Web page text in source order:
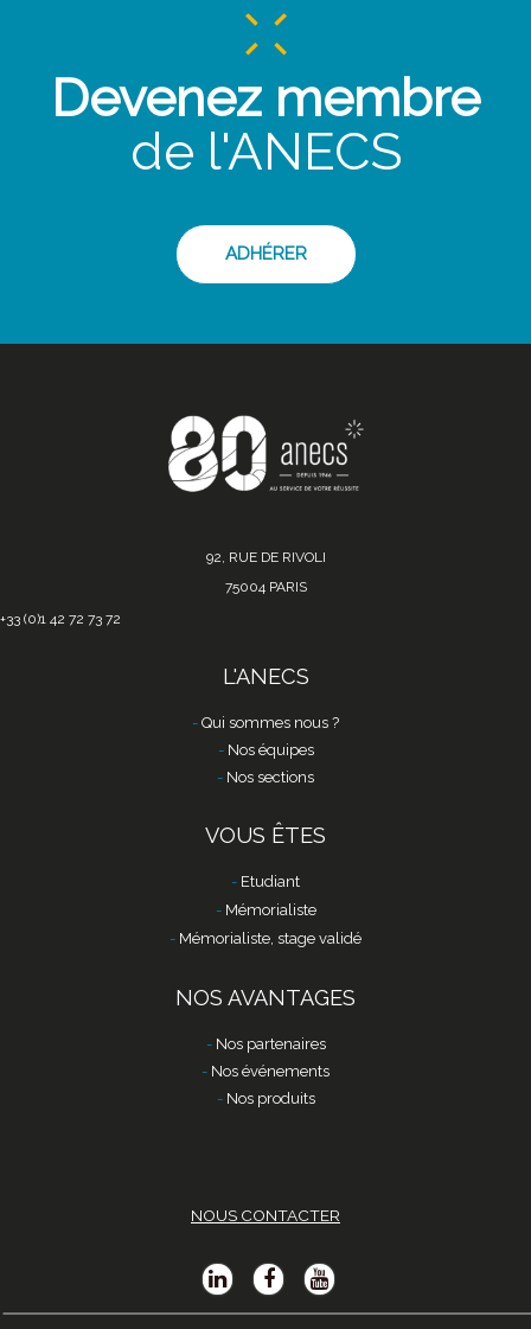
Devenez membre
de l'ANECS
ADHÉRER
92, RUE DE RIVOLI
75004 PARIS
+33 (0)1 42 72 73 72
L'ANECS
Qui sommes nous ?
Nos équipes
Nos sections
VOUS ÊTES
Etudiant
Mémorialiste
Mémorialiste, stage validé
NOS AVANTAGES
Nos partenaires
Nos événements
Nos produits
NOUS CONTACTER